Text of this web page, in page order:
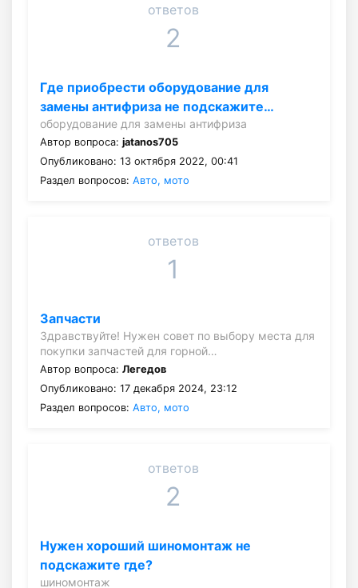
ответов
2
Где приобрести оборудование для
замены антифриза не подскажите…
оборудование для замены антифриза
Автор вопроса: jatanos705
Опубликовано: 13 октября 2022, 00:41
Раздел вопросов: Авто, мото
ответов
1
Запчасти
Здравствуйте! Нужен совет по выбору места для
покупки запчастей для горной…
Автор вопроса: Легедов
Опубликовано: 17 декабря 2024, 23:12
Раздел вопросов: Авто, мото
ответов
2
Нужен хороший шиномонтаж не
подскажите где?
шиномонтаж